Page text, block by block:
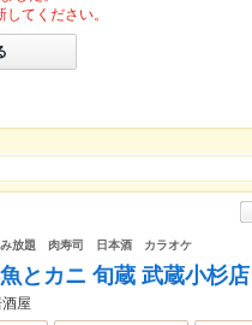
てください。
放題 肉寿司 日本酒 カラオケ
とカニ 旬蔵 武蔵小杉店
屋